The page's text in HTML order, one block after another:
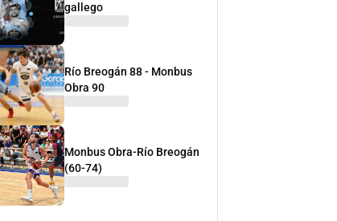
gallego
Río Breogán 88 - Monbus
Obra 90
Monbus Obra-Río Breogán
(60-74)